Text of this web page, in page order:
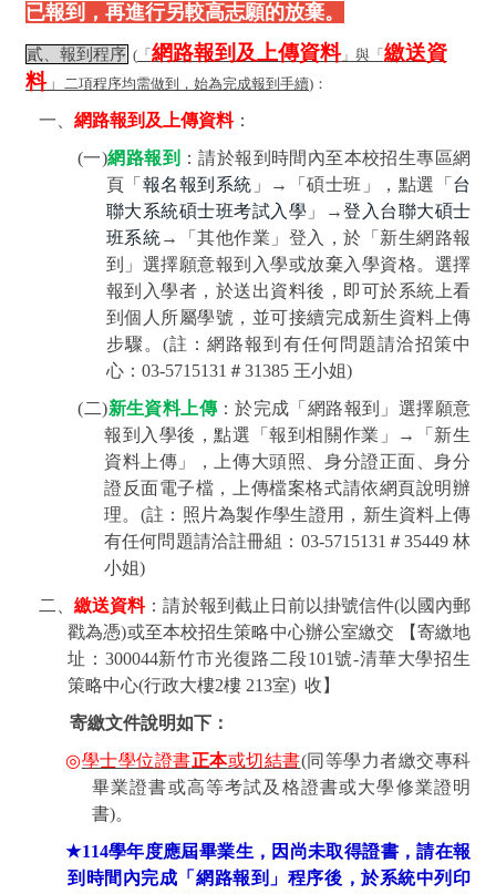
已報到，再進行另較高志願的放棄。
貳、報到程序 (「 網路報到及上傳資料」與「 繳送資
料」 二項程序均需做到，始為完成報到手續) ：
一、 網路報到及上傳資料：
(一)網路報到 ：請於報到時間內至本校招生專區網
頁「 報名報到系統 」→ 「碩士班」，點選「 台
聯大系統碩士班考試入學 」 →登入台聯大碩士
班系統→
「其他作業」登入，於「新生網路報
到」選擇願意報到入學或放棄入學資格。選擇
報到入學者，於送出資料後，即可於系統上看
到個人所屬學號，並可接續完成新生資料上傳
步驟。(註：網路報到有任何問題請洽招策中
心： 03-5715131 ＃31385 王小姐)
(二)新生資料上傳：於完成「網路報到」選擇願意
報到入學後，點選「報到相關作業」
→
「新生
資料上傳」，上傳大頭照、身分證正面、身分
證反面電子檔，上傳檔案格式請依網頁說明辦
理。 (註：照片為製作學生證用，新生資料上傳
有任何問題請洽註冊組： 03-5715131 ＃35449林
小姐)
二、繳送資料：請於報到截止日前以掛號信件(以國內郵
戳為憑)或至本校招生策略中心辦公室繳交
【寄繳地
址： 300044新竹市光復路二段101號-清華大學招生
策略中心(行政大樓2樓 213室) 收】
寄繳文件說明如下：
◎學士學位證書正本或切結書(同等學力者繳交專科
畢業證書或高等考試及格證書或大學修業證明
書)。
★114學年度應屆畢業生，因尚未取得證書，請在報
到時間內完成「網路報到」程序後，於系統中列印